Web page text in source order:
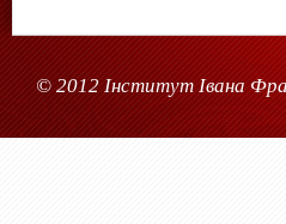
© 2012 Інститут Івана